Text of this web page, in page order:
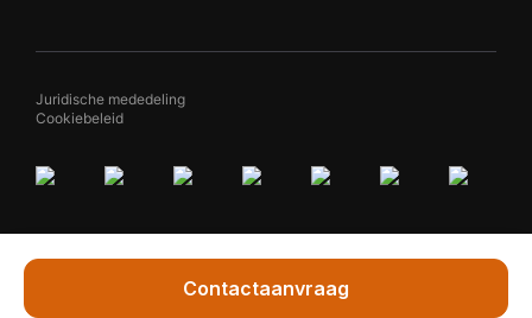
Contactaanvraag
Juridische mededeling
Cookiebeleid